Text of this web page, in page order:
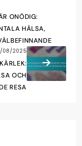
ONÖDIG:
HÄLSA,
08/2025
OCH
RESA